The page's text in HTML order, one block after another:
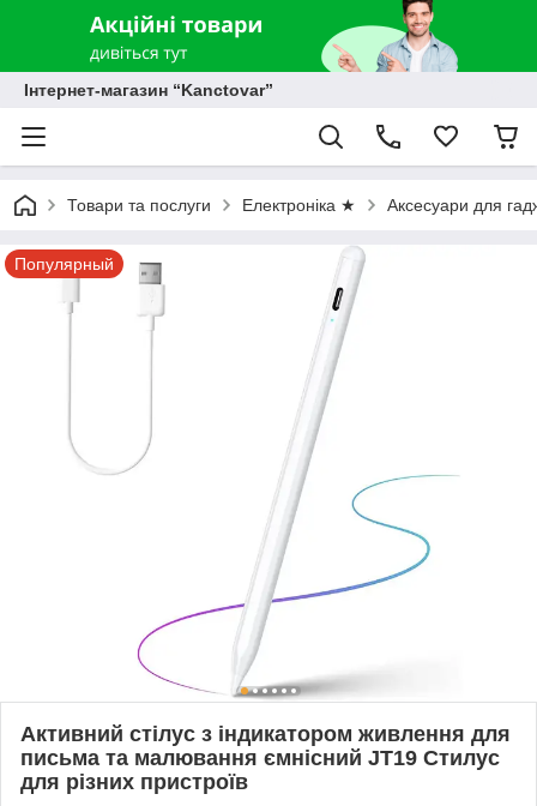
Інтернет-магазин “Kanctovar”
Товари та послуги Електроніка ★ Аксесуари для
Популярный
Активний стілус з індикатором живлення для
письма та малювання ємнісний JT19 Стилус
для різних пристроїв